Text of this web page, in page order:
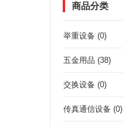
商品分类
举重设备 (0)
五金用品 (38)
交换设备 (0)
传真通信设备 (0)